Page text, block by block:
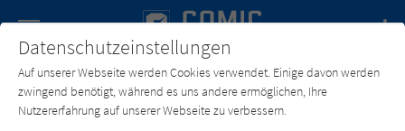
SUCHE Forum Charts Newsletter
Datenschutzeinstellungen
Auf unserer Webseite werden Cookies verwendet. Einige davon werden
zwingend benötigt, während es uns andere ermöglichen, Ihre
Nutzererfahrung auf unserer Webseite zu verbessern.